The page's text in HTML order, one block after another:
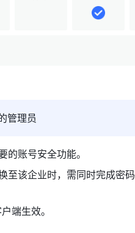
管理员
账号安全功能。
至该企业时，需同时完成密
端生效。